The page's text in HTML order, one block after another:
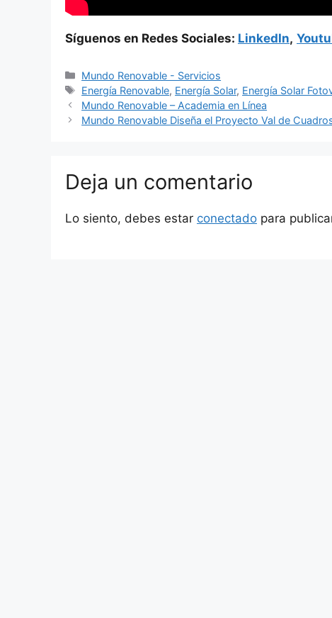
Síguenos en Redes Sociales: LinkedIn,
Categorías
Mundo Renovable - Servicios
Etiquetas
Energía Renovable, Energía Solar, Energía Solar
Mundo Renovable – Academia en Línea
Mundo Renovable Diseña el Proyecto Val de
Deja un comentario
Lo siento, debes estar conectado para